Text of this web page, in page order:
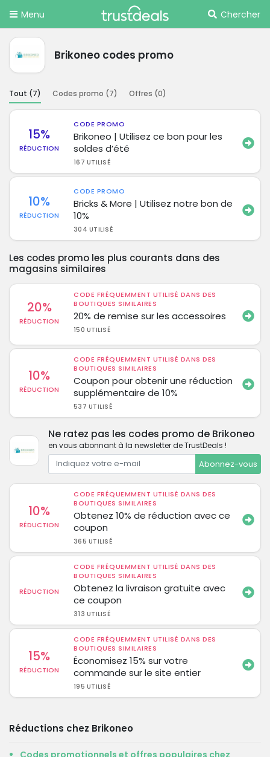
Menu Chercher
Brikoneo codes promo
Tout (7) Codes promo (7) Offres (0)
15%
RÉDUCTION
CODE PROMO
Brikoneo | Utilisez ce bon pour les
soldes d’été
167 UTILISÉ
10%
RÉDUCTION
CODE PROMO
Bricks & More | Utilisez notre bon de
10%
304 UTILISÉ
Les codes promo les plus courants dans des
magasins similaires
20%
RÉDUCTION
CODE FRÉQUEMMENT UTILISÉ DANS DES
BOUTIQUES SIMILAIRES
20% de remise sur les accessoires
150 UTILISÉ
10%
RÉDUCTION
CODE FRÉQUEMMENT UTILISÉ DANS DES
BOUTIQUES SIMILAIRES
Coupon pour obtenir une réduction
supplémentaire de 10%
537 UTILISÉ
Ne ratez pas les codes promo de Brikoneo
en vous abonnant à la newsletter de TrustDeals !
Abonnez-vous
10%
RÉDUCTION
CODE FRÉQUEMMENT UTILISÉ DANS DES
BOUTIQUES SIMILAIRES
Obtenez 10% de réduction avec ce
coupon
365 UTILISÉ
RÉDUCTION
CODE FRÉQUEMMENT UTILISÉ DANS DES
BOUTIQUES SIMILAIRES
Obtenez la livraison gratuite avec
ce coupon
313 UTILISÉ
15%
RÉDUCTION
CODE FRÉQUEMMENT UTILISÉ DANS DES
BOUTIQUES SIMILAIRES
Économisez 15% sur votre
commande sur le site entier
195 UTILISÉ
Réductions chez Brikoneo
Codes promotionnels et offres populaires chez